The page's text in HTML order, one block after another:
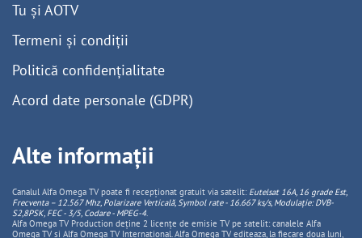
Tu și AOTV
Termeni și condiții
Politică confidențialitate
Acord date personale (GDPR)
Alte informații
Canalul Alfa Omega TV poate fi recepționat gratuit via satelit: Eutelsat 16A, 16 grade Est,
Frecventa – 12.567 Mhz, PolarizareVerticală, Symbol rate - 16.667 ks/s, Modulație: DVB-
S2,8PSK, FEC - 3/5, Codare - MPEG-4.
Alfa Omega TV Production deține 2 licențe de emisie TV pe satelit: canalele Alfa
Omega TV și Alfa Omega TV Internațional. Alfa Omega TV editeaza, la fiecare doua luni,